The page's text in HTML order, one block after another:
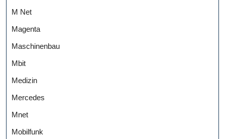
M Net
Magenta
Maschinenbau
Mbit
Medizin
Mercedes
Mnet
Mobilfunk